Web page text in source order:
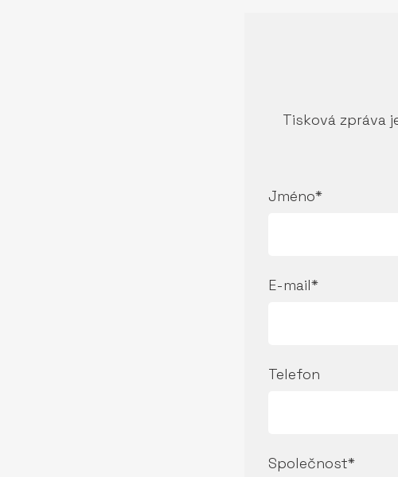
Tisková zpráva
Jméno*
E-mail*
Telefon
Společnost*